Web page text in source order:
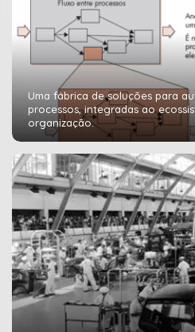
Uma fábrica de soluções para
processos, integradas ao
organização.